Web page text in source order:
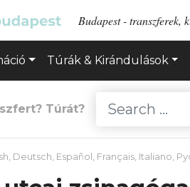
Budapest - transzferek,
Túrák & Kirándulások
Túrát?
, Deutsch, Español , Français, Italiano,